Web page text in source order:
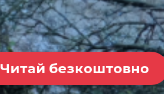
Читай безкоштовно